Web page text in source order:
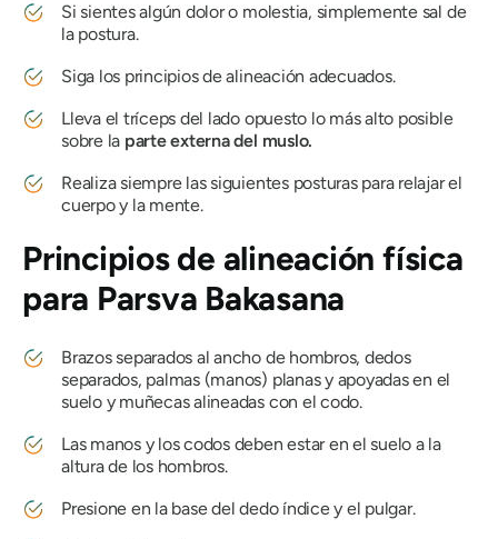
Si sientes algún dolor o molestia, simplemente sal de
la postura.
Siga los principios de alineación adecuados.
Lleva el tríceps del lado opuesto lo más alto posible
sobre la parte externa del muslo.
Realiza siempre las siguientes posturas para relajar el
cuerpo y la mente.
Principios de alineación física
para Parsva Bakasana
Brazos separados al ancho de hombros, dedos
separados, palmas (manos) planas y apoyadas en el
suelo y muñecas alineadas con el codo.
Las manos y los codos deben estar en el suelo a la
altura de los hombros.
Presione en la base del dedo índice y el pulgar.